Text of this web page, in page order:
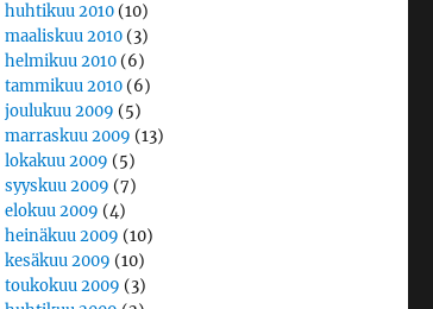
huhtikuu 2010 (10)
maaliskuu 2010 (3)
helmikuu 2010 (6)
tammikuu 2010 (6)
joulukuu 2009 (5)
marraskuu 2009 (13)
lokakuu 2009 (5)
syyskuu 2009 (7)
elokuu 2009 (4)
heinäkuu 2009 (10)
kesäkuu 2009 (10)
toukokuu 2009 (3)